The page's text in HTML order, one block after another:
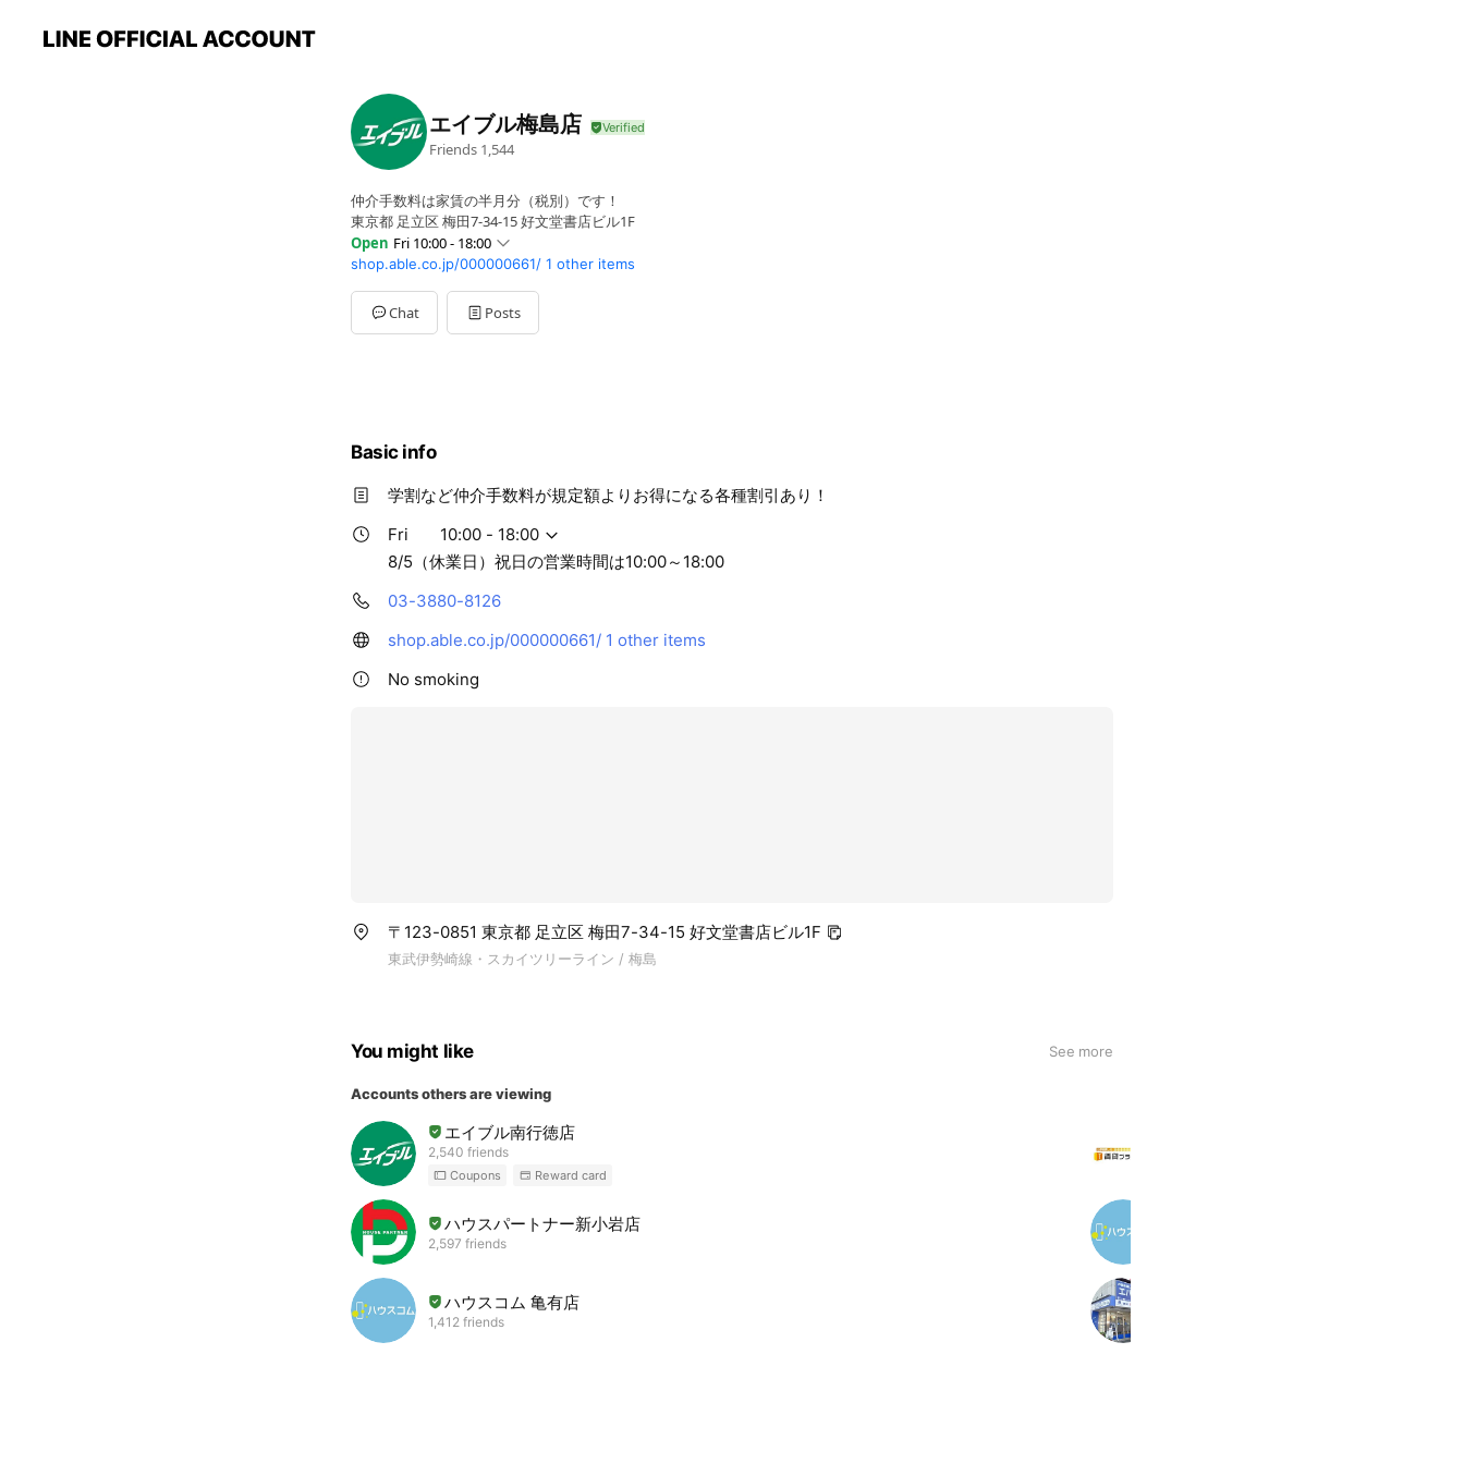
エイブル梅島店
Friends 1,544
仲介手数料は家賃の半月分（税別）です！
東京都 足立区 梅田7-34-15 好文堂書店ビル1F
Open Fri 10:00 - 18:00
Mon13:00 - 18:00
TueClosed
Wed13:00 - 18:00
Thu13:00 - 18:00
shop.able.co.jp/000000661/ 1 other items
Chat Posts
Basic info
学割など仲介手数料が規定額よりお得になる各種割引あり！
Fri
10:00 - 18:00
8/5（休業日）祝日の営業時間は10:00～18:00
03-3880-8126
shop.able.co.jp/000000661/ 1 other items
No smoking
〒123-0851 東京都 足立区 梅田7-34-15 好文堂書店ビル1F
東武伊勢崎線・スカイツリーライン / 梅島
You might like See more
Accounts others are viewing
エイブル南行徳店
2,540 friends
Coupons Reward card
ハウスパートナー新小岩店
2,597 friends
ハウスコム 亀有店
1,412 friends